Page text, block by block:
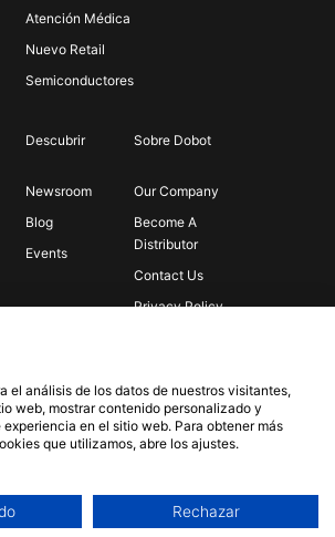
Atención Médica
Nuevo Retail
Semiconductores
Descubrir
Newsroom
Blog
Events
Sobre Dobot
Our Company
Become A
Distributor
Contact Us
Privacy Policy
Reserved.
el análisis de los datos de nuestros visitantes,
web, mostrar contenido personalizado y
en el sitio web. Para obtener más
que utilizamos, abre los ajustes.
Rechazar